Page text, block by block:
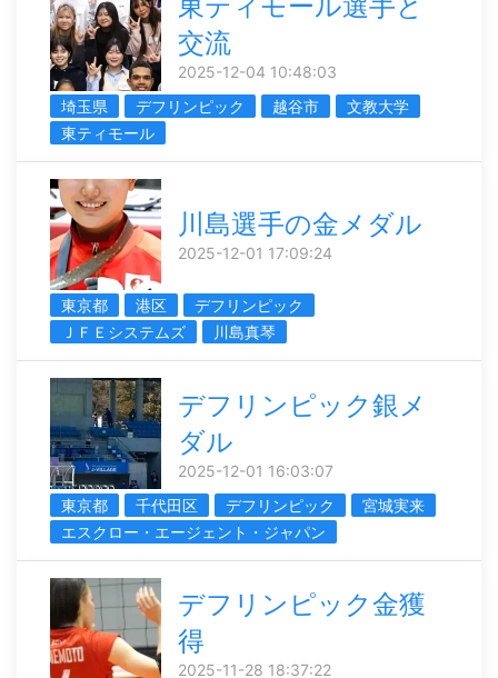
東ティモール選手と
交流
2025-12-04 10:48:03
埼玉県
デフリンピック 越谷市
文教大学
東ティモール
川島選手の金メダル
2025-12-01 17:09:24
東京都 港区
デフリンピック
ＪＦＥシステムズ
川島真琴
デフリンピック銀メ
ダル
2025-12-01 16:03:07
東京都
千代田区 デフリンピック
宮城実来
エスクロー・エージェント・ジャパン
デフリンピック金獲
得
2025-11-28 18:37:22